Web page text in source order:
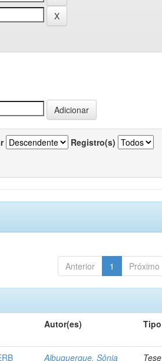
Registro(s)
Anterior 1 Próximo
Autor(es) Tipo
Albuquerque, Sônia Tese